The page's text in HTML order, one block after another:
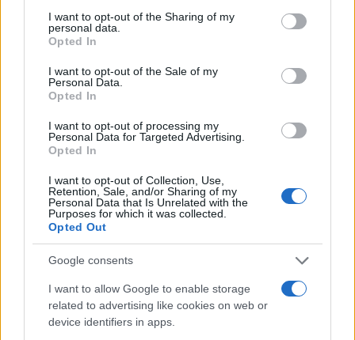
not limited to your visit or usage behaviour. You may click to
grant or deny consent to Google and its third-party tags to
use your data for below specified purposes in below Google
consent section.
I want to opt-out of the Sharing of my
personal data.
Opted In
I want to opt-out of the Sale of my
Personal Data.
Opted In
I want to opt-out of processing my
Personal Data for Targeted Advertising.
Opted In
I want to opt-out of Collection, Use,
Retention, Sale, and/or Sharing of my
Personal Data that Is Unrelated with the
Purposes for which it was collected.
Opted Out
Google consents
I want to allow Google to enable storage
related to advertising like cookies on web or
device identifiers in apps.
TEMI: Gara Nuoto Pittulongu
Notizie Olbia
Nuoto Olbia
Inviaci le tue segnalazioni,
Su WhatsApp al numero +39
345 356 7512
Notizie in tempo reale?
Entra nel canale telegram di
GalluraOggi.it